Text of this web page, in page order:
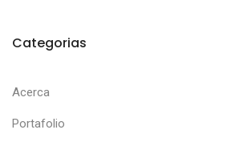
Categorias
Acerca
Portafolio